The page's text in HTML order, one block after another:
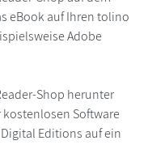
eBook auf Ihren tolino
Adobe
Shop herunter
Software
Digital Editions auf ein